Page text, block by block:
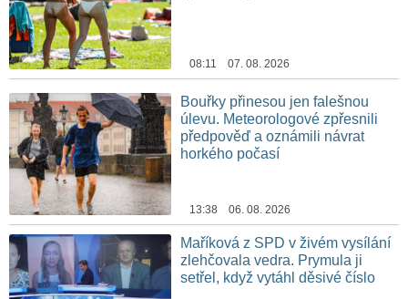
08:11 07. 08. 2026
Bouřky přinesou jen falešnou
úlevu. Meteorologové zpřesnili
předpověď a oznámili návrat
horkého počasí
13:38 06. 08. 2026
Maříková z SPD v živém vysílání
zlehčovala vedra. Prymula ji
setřel, když vytáhl děsivé číslo